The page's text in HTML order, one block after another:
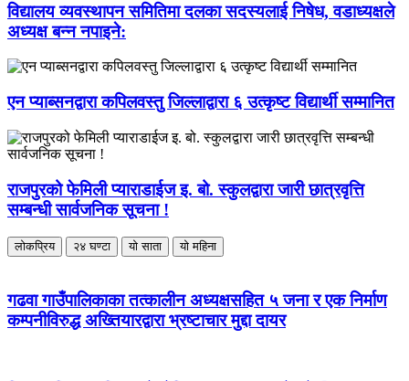
विद्यालय व्यवस्थापन समितिमा दलका सदस्यलाई निषेध, वडाध्यक्षले
अध्यक्ष बन्न नपाइने:
एन प्याब्सनद्वारा कपिलवस्तु जिल्लाद्वारा ६ उत्कृष्ट विद्यार्थी सम्मानित
राजपुरको फेमिली प्याराडाईज इ. बो. स्कुलद्वारा जारी छात्रवृत्ति
सम्बन्धी सार्वजनिक सूचना !
लोकप्रिय २४ घण्टा यो साता यो महिना
गढवा गाउँपालिकाका तत्कालीन अध्यक्षसहित ५ जना र एक निर्माण
कम्पनीविरुद्ध अख्तियारद्वारा भ्रष्टाचार मुद्दा दायर